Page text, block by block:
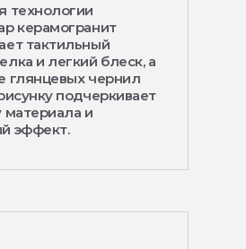
технологии
керамогранит
тактильный
и легкий блеск, а
глянцевых чернил
подчеркивает
материала и
эффект.